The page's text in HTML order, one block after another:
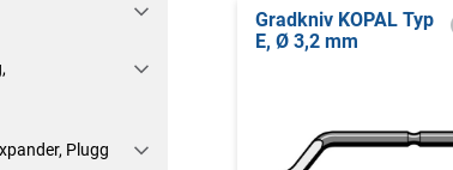
Plugg
Gradkniv KOPAL Typ
E, Ø 3,2 mm